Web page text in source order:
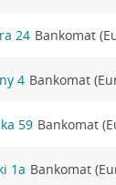
24 Bankomat
4 Bankomat
59 Bankomat
1a Bankomat